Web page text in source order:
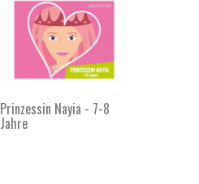
Prinzessin Nayia - 7-8
Jahre